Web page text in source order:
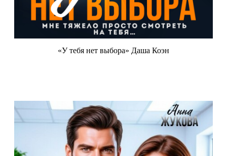
«У тебя нет выбора» Даша Коэн